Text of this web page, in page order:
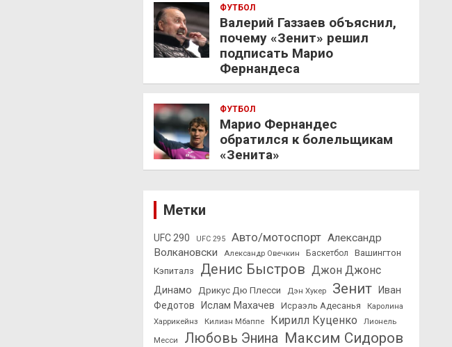
ФУТБОЛ
Валерий Газзаев объяснил,
почему «Зенит» решил
подписать Марио
Фернандеса
ФУТБОЛ
Марио Фернандес
обратился к болельщикам
«Зенита»
Метки
UFC 290 UFC 295 Авто/мотоспорт Александр
Волкановски
Александр Овечкин Баскетбол
Вашингтон
Кэпиталз
Денис Быстров Джон Джонс
Динамо Дрикус Дю Плесси Дэн Хукер Зенит
Иван
Федотов
Ислам Махачев Исраэль Адесанья
Каролина
Харрикейнз
Килиан Мбаппе Кирилл Куценко
Лионель
Месси
Любовь Энина Максим Сидоров